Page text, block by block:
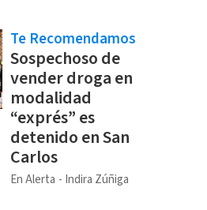
Te Recomendamos
Sospechoso de
vender droga en
modalidad
“exprés” es
detenido en San
Carlos
En Alerta Indira Zúñiga